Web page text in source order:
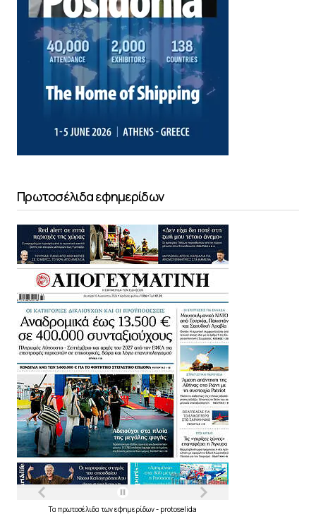
Πρωτοσέλιδα εφημερίδων
Τα πρωτοσέλιδα τωνεφημερίδων- protoselida